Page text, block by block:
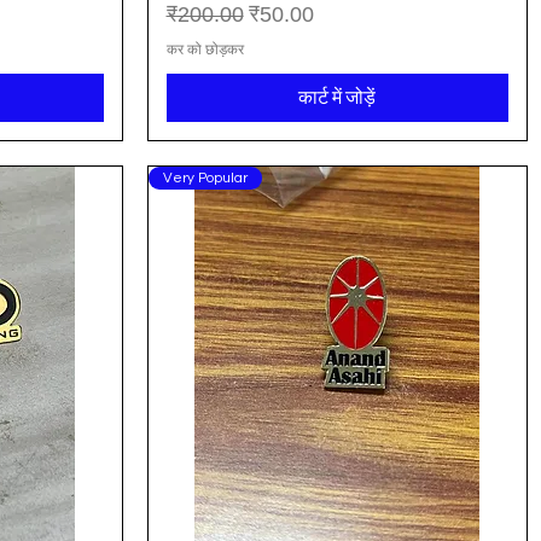
नियमित मूल्य
₹200.00 बिक्री मूल्य
₹50.00
कर को छोड़कर
कार्ट में जोड़ें
Very Popular